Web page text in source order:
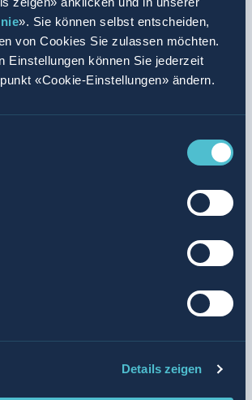
». Sie können selbst entscheiden,
von Cookies Sie zulassen möchten.
Einstellungen können Sie jederzeit
«Cookie-Einstellungen» ändern.
Details zeigen
sowie die Befreiung von
und Publizitätspflichten
bis zum Datum der
Aktien beantragen.
beinhalten, die keine historischen
vergangene Ereignisse belegt werden
Aussagen basieren auf
und bekannten und
Ereignisse und Entwicklungen,